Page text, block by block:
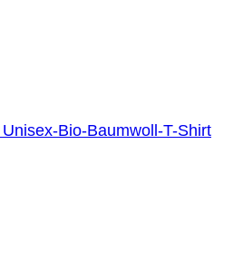
Bio-Baumwoll-T-Shirt